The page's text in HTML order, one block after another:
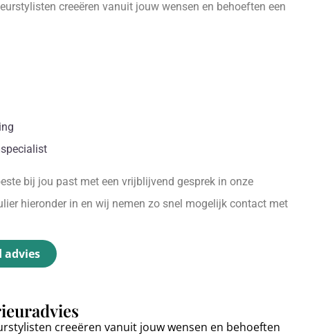
creeëren vanuit jouw wensen en behoeften een
bij jou past met een vrijblijvend gesprek in onze
hieronder in en wij nemen zo snel mogelijk contact met
advies
creeëren vanuit jouw wensen en behoeften